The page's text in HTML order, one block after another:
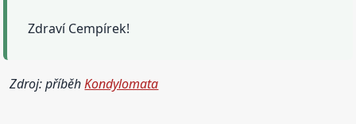
Zdraví Cempírek!
Zdroj: příběhKondylomata